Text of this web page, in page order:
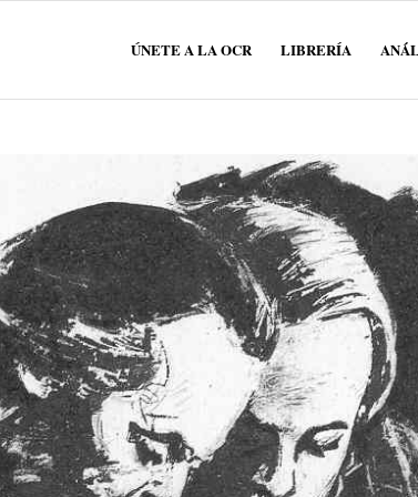
ÚNETE A LA OCR LIBRERÍA